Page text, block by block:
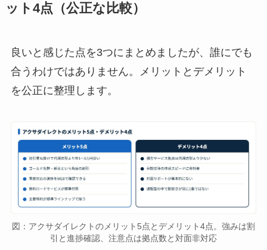
ット4点（公正な比較）
良いと感じた点を3つにまとめましたが、誰にでも
合うわけではありません。メリットとデメリット
を公正に整理します。
図：アクサダイレクトのメリット5点とデメリット4点。強みは割
引と進捗確認、注意点は拠点数と対面非対応